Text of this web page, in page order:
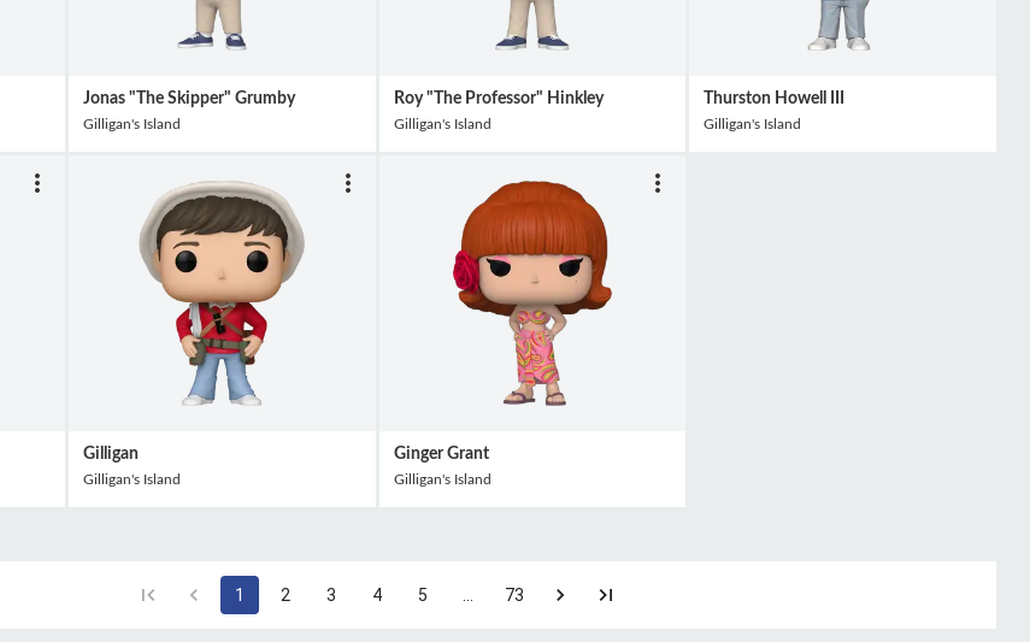
Jonas "The Skipper" Grumby
Gilligan's Island
Roy "The Professor" Hinkley
Gilligan's Island
Thurston Howell III
Gilligan's Island
Gilligan
Gilligan's Island
Ginger Grant
Gilligan's Island
1 2 3 4 5 … 73